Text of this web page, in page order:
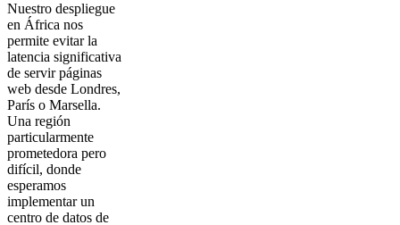
Nuestro despliegue
en África nos
permite evitar la
latencia significativa
de servir páginas
web desde Londres,
París o Marsella.
Una región
particularmente
prometedora pero
difícil, donde
esperamos
implementar un
centro de datos de